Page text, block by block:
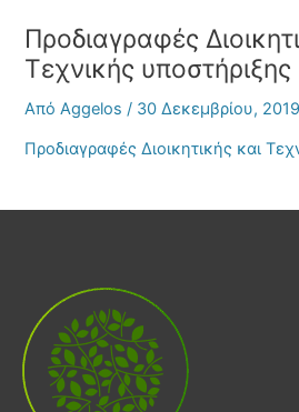
Προδιαγραφές
Τεχνικής υποστήριξης
ΑπόAggelos/ 30 Δεκεμβρίου, 2019
Προδιαγραφές Διοικητικής και